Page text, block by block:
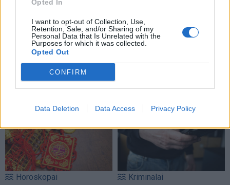
Opted In
I want to opt-out of Collection, Use,
Retention, Sale, and/or Sharing of my
Personal Data that Is Unrelated with the
Purposes for which it was collected.
Opted Out
CONFIRM
Data Deletion Data Access Privacy Policy
NAUJI
Horoskopai Kriminalai